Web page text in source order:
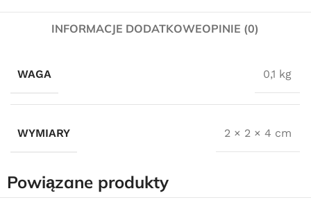
INFORMACJE DODATKOWEOPINIE (0)
WAGA 0,1 kg
WYMIARY 2 × 2 × 4 cm
Powiązane produkty